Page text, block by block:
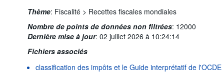
Thème: Fiscalité > Recettes fiscales mondiales
Nombre de points de données non filtrées: 12000
Dernière mise à jour: 02 juillet 2026 à 10:24:14
Fichiers associés
classification des impôts et le Guide interprétatif de l'OCDE